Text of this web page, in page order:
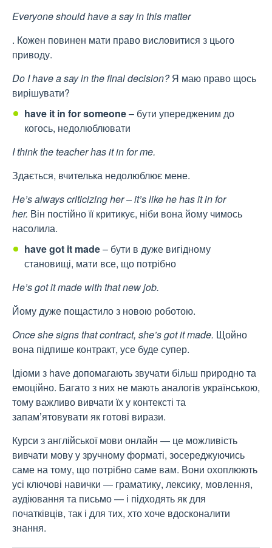
Everyone should have a say in this matter
. Кожен повинен мати право висловитися з цього
приводу.
Do I have a say in the final decision? Я маю право щось
вирішувати?
have it in for someone– бути упередженим до
когось, недолюблювати
I think the teacher has it in for me.
Здається, вчителька недолюблює мене.
He’s always criticizing her – it’s like he has it in for
her. Він постійно її критикує, ніби вона йому чимось
насолила.
have got it made– бути в дуже вигідному
становищі, мати все, що потрібно
He’s got it made with that new job.
Йому дуже пощастило з новою роботою.
Once she signs that contract, she’s got it made. Щойно
вона підпише контракт, усе буде супер.
Ідіоми з have допомагають звучати більш природно та
емоційно. Багато з них не мають аналогів українською,
тому важливо вивчати їх у контексті та
запам’ятовувати як готові вирази.
Курси з англійської мови онлайн — це можливість
вивчати мову у зручному форматі, зосереджуючись
саме на тому, що потрібно саме вам. Вони охоплюють
усі ключові навички — граматику, лексику, мовлення,
аудіювання та письмо — і підходять як для
початківців, так і для тих, хто хоче вдосконалити
знання.